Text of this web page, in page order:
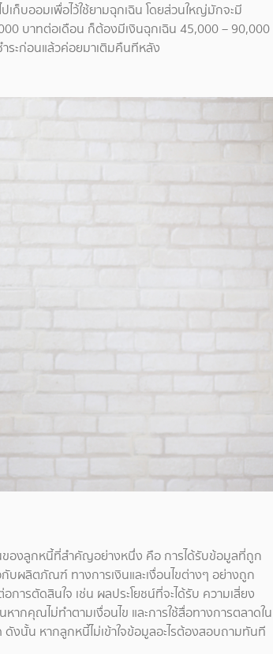
ก็บออมเพื่อไว้ใช้ยามฉุกเฉิน โดยส่วนใหญ่มักจะมี
บาทต่อเดือน ก็ต้องมีเงินฉุกเฉิน 45,000 – 90,000
ระก่อนแล้วค่อยมาเติมคืนทีหลัง
ของลูกหนี้ที่สำคัญอย่างหนึ่ง คือ การได้รับข้อมูลที่ถูก
บผลิตภัณฑ์ ทางการเงินและเงื่อนไขต่างๆ อย่างถูก
ารตัดสินใจ เช่น ผลประโยชน์ที่จะได้รับ ความเสี่ยง
กคุณไม่ทำตามเงื่อนไข และการใช้สื่อทางการตลาดใน
ดังนั้น หากลูกหนี้ไม่เข้าใจข้อมูลอะไรต้องสอบถามทันที